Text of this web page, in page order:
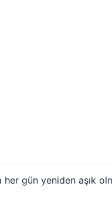
her gün yeniden aşık